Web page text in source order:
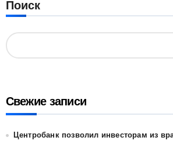
Поиск
Свежие записи
Центробанк позволил инвесторам из